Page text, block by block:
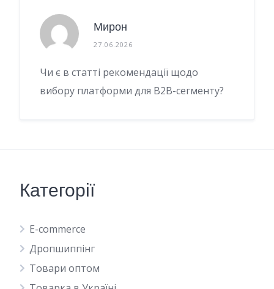
Мирон
27.06.2026
Чи є в статті рекомендації щодо
вибору платформи для B2B-сегменту?
Категорії
E-commerce
Дропшиппінг
Товари оптом